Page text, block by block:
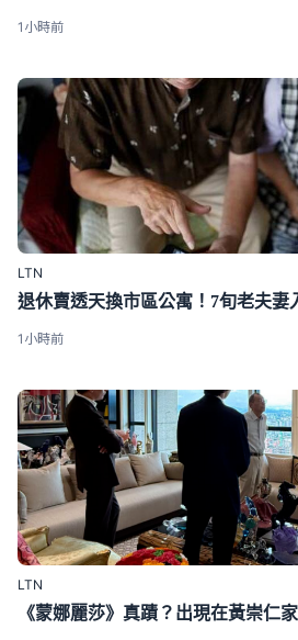
1小時前
LTN
1小時前
LTN
《蒙娜麗莎》真蹟？出現在黃崇仁